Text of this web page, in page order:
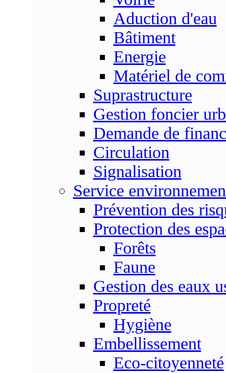
Aduction d'eau
Bâtiment
Energie
Matériel de
Suprastructure
Gestion foncier
Demande de
Circulation
Signalisation
Service
Prévention des
Protection des
Forêts
Faune
Gestion des eaux
Propreté
Hygiène
Embellissement
Eco-citoyenneté